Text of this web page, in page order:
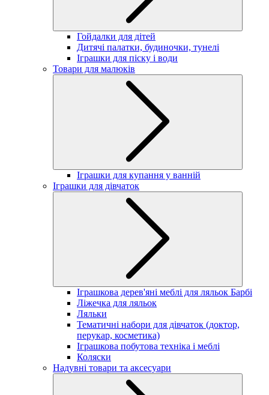
Гойдалки для дітей
Дитячі палатки, будиночки, тунелі
Іграшки для піску і води
Товари для малюків
Іграшки для купання у ванній
Іграшки для дівчаток
Іграшкова дерев'яні меблі для ляльок Барбі
Ліжечка для ляльок
Ляльки
Тематичні набори для дівчаток (доктор,
перукар, косметика)
Іграшкова побутова техніка і меблі
Коляски
Надувні товари та аксесуари